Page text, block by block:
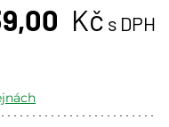
Kč s DPH